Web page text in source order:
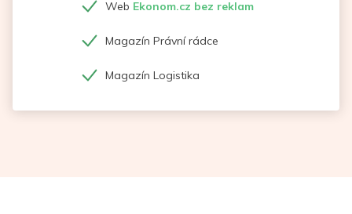
Web Ekonom.cz bez reklam
Magazín Právní rádce
Magazín Logistika